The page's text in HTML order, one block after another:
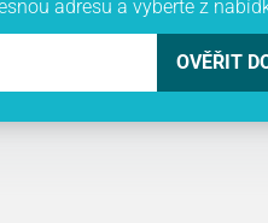
adresu a vyberte z
OVĚŘIT